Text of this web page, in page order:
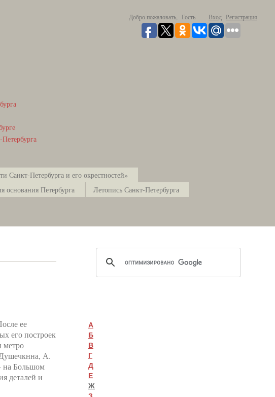
Добро пожаловать, Гость Вход Регистрация
Петербурга и его окрестностей»
основания Петербурга
Летопись Санкт-Петербурга
ее
его построек
метро
А.
на Большом
деталей и
А
Б
В
Г
Д
Е
Ж